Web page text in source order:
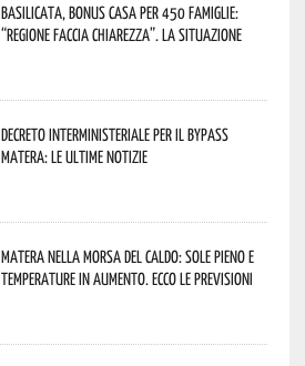
Basilicata, Bonus casa per 450 famiglie:
“Regione faccia chiarezza”. La situazione
Decreto interministeriale per il Bypass
Matera: le ultime notizie
Matera nella morsa del caldo: sole pieno e
temperature in aumento. Ecco le previsioni